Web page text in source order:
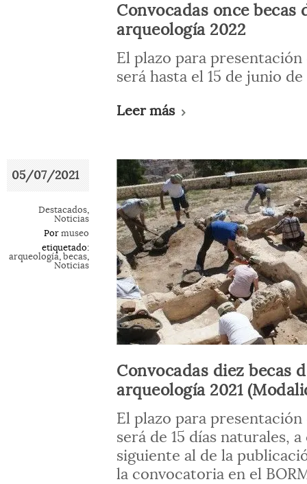
Convocadas once becas
arqueología 2022
El plazo para
será hasta el 15 de junio de
Leer más
05/07/2021
Destacados,
Noticias
Por museo
etiquetado:
arqueología, becas,
Noticias
Convocadas diez becas
arqueología 2021
El plazo para
será de 15 días naturales,
siguiente al de la
la convocatoria en el